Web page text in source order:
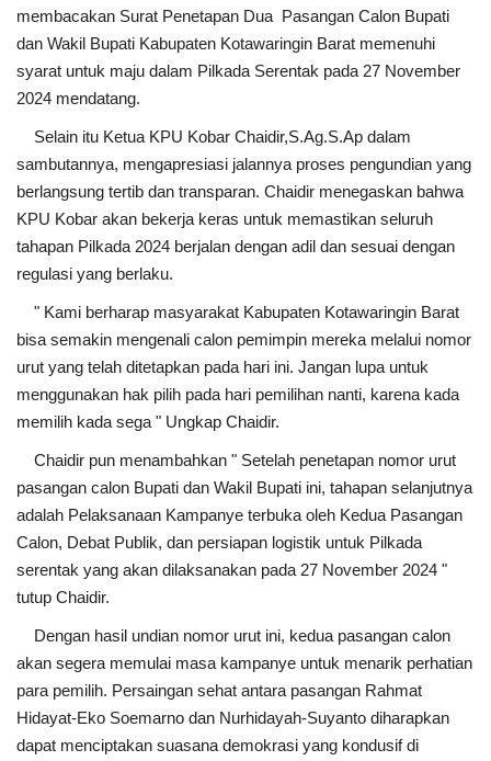
membacakan Surat Penetapan Dua Pasangan Calon Bupati
dan Wakil Bupati Kabupaten Kotawaringin Barat memenuhi
syarat untuk maju dalam Pilkada Serentak pada 27 November
2024 mendatang.
Selain itu Ketua KPU Kobar Chaidir,S.Ag.S.Ap dalam
sambutannya, mengapresiasi jalannya proses pengundian yang
berlangsung tertib dan transparan. Chaidir menegaskan bahwa
KPU Kobar akan bekerja keras untuk memastikan seluruh
tahapan Pilkada 2024 berjalan dengan adil dan sesuai dengan
regulasi yang berlaku.
" Kami berharap masyarakat Kabupaten Kotawaringin Barat
bisa semakin mengenali calon pemimpin mereka melalui nomor
urut yang telah ditetapkan pada hari ini. Jangan lupa untuk
menggunakan hak pilih pada hari pemilihan nanti, karena kada
memilih kada sega " Ungkap Chaidir.
Chaidir pun menambahkan " Setelah penetapan nomor urut
pasangan calon Bupati dan Wakil Bupati ini, tahapan selanjutnya
adalah Pelaksanaan Kampanye terbuka oleh Kedua Pasangan
Calon, Debat Publik, dan persiapan logistik untuk Pilkada
serentak yang akan dilaksanakan pada 27 November 2024 "
tutup Chaidir.
Dengan hasil undian nomor urut ini, kedua pasangan calon
akan segera memulai masa kampanye untuk menarik perhatian
para pemilih. Persaingan sehat antara pasangan Rahmat
Hidayat-Eko Soemarno dan Nurhidayah-Suyanto diharapkan
dapat menciptakan suasana demokrasi yang kondusif di